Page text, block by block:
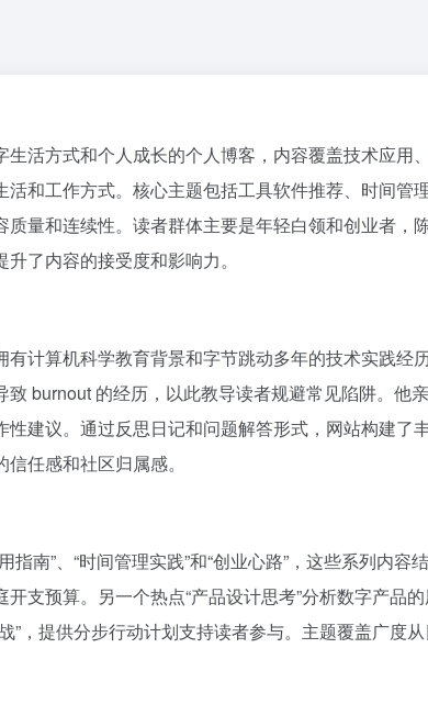
活方式和个人成长的个人博客，内容覆盖技术应
和工作方式。核心主题包括工具软件推荐、时间
量和连续性。读者群体主要是年轻白领和创业者
了内容的接受度和影响力。
计算机科学教育背景和字节跳动多年的技术实践
burnout 的经历，以此教导读者规避常见陷阱。
建议。通过反思日记和问题解答形式，网站构建
任感和社区归属感。
南”、“时间管理实践”和“创业心路”，这些系列内
支预算。另一个热点“产品设计思考”分析数字产
”，提供分步行动计划支持读者参与。主题覆盖广度